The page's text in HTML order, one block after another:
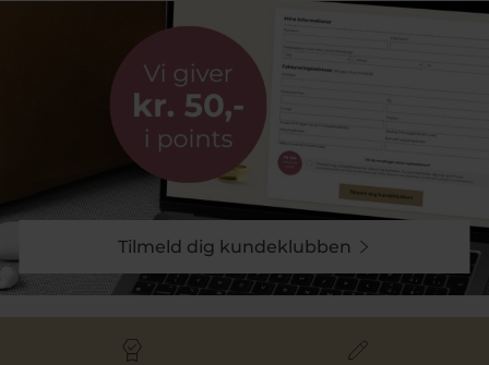
børnesmykker i både guld og sølv. Vi udvælger
smykker, der passer til børn og som samtidig har et
klassisk design, der holder i mange år.
Uanset om du leder efter en gave eller et lille smykke
til hverdagsbrug, kan du finde inspiration blandt vores
udvalg af smykker fra Scrouples.
Tilmeld dig kundeklubben